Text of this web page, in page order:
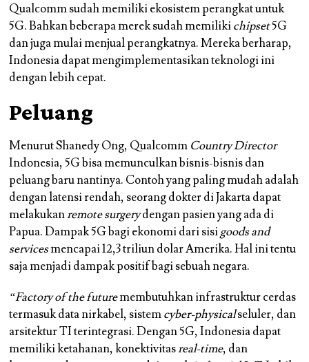
Qualcomm sudah memiliki ekosistem perangkat untuk
5G. Bahkan beberapa merek sudah memilikichipset5G
dan juga mulai menjual perangkatnya. Mereka berharap,
Indonesia dapat mengimplementasikan teknologi ini
dengan lebih cepat.
Peluang
Menurut Shanedy Ong, Qualcomm Country Director
Indonesia, 5G bisa memunculkan bisnis-bisnis dan
peluang baru nantinya. Contoh yang paling mudah adalah
dengan latensi rendah, seorang dokter di Jakarta dapat
melakukanremote surgerydengan pasien yang ada di
Papua. Dampak 5G bagi ekonomi dari sisigoods and
servicesmencapai 12,3 triliun dolar Amerika. Hal ini tentu
saja menjadi dampak positif bagi sebuah negara.
“Factory of the futuremembutuhkan infrastruktur cerdas
termasuk data nirkabel, sistemcyber-physicalseluler, dan
arsitektur TI terintegrasi. Dengan 5G, Indonesia dapat
memiliki ketahanan, konektivitasreal-time, dan